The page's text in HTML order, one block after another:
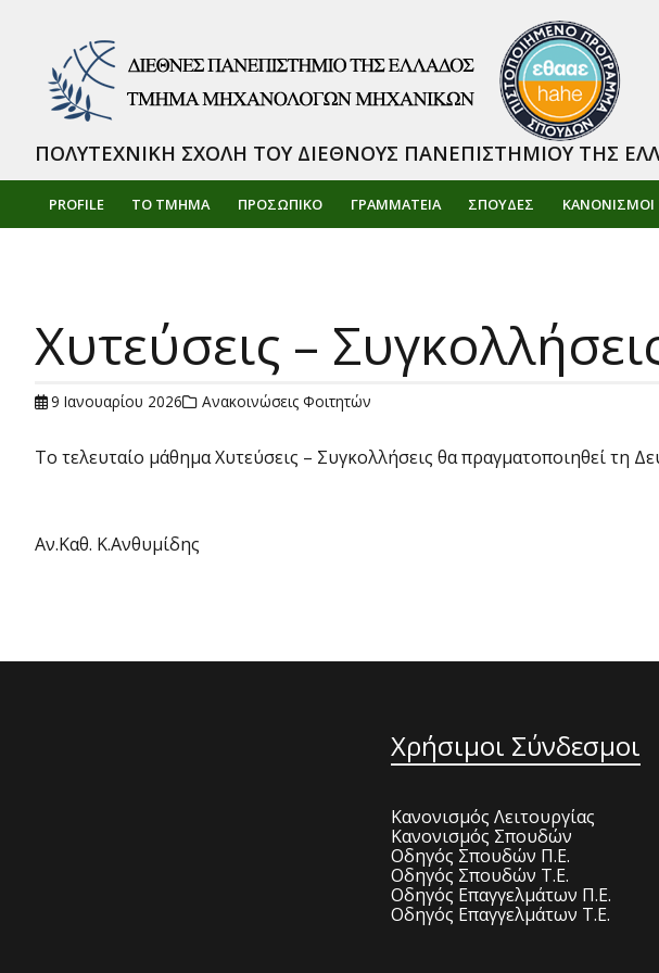
PROFILE ΤΟ ΤΜΗΜΑ ΠΡΟΣΩΠΙΚΌ ΓΡΑΜΜΑΤΕΙΑ ΣΠΟΥΔΕΣ
ΠΟΛΥΤΕΧΝΙΚΗ ΣΧΟΛΗ ΤΟΥ ΔΙΕΘΝΟΥΣ ΠΑΝΕΠΙΣΤΗΜΙΟΥ ΤΗΣ
Χυτεύσεις –
9 Ιανουαρίου 2026 Ανακοινώσεις Φοιτητών
Το τελευταίο μάθημα Χυτεύσεις – Συγκολλήσεις θα πραγματοποιηθεί τη
Αν.Καθ. Κ.Ανθυμίδης
Χρήσιμοι Σύνδεσμοι
Κανονισμός Λειτουργίας
Κανονισμός Σπουδών
Οδηγός Σπουδών Π.Ε.
Οδηγός Σπουδών Τ.Ε.
Οδηγός Επαγγελμάτων Π.Ε.
Οδηγός Επαγγελμάτων Τ.Ε.